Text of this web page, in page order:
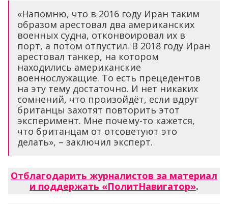
«Напомню, что в 2016 году Иран таким
образом арестовал два американских
военных судна, отконвоировал их в
порт, а потом отпустил. В 2018 году Иран
арестовал танкер, на котором
находились американские
военнослужащие. То есть прецедентов
на эту тему достаточно. И нет никаких
сомнений, что произойдёт, если вдруг
британцы захотят повторить этот
эксперимент. Мне почему-то кажется,
что британцам от отсоветуют это
делать», – заключил эксперт.
Отблагодарить журналистов за материал
и поддержать «ПолитНавигатор».